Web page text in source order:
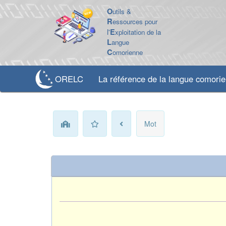
Outils &
Ressources pour
l'Exploitation de la
Langue
Comorienne
ORELC La référence de la langue
Mot